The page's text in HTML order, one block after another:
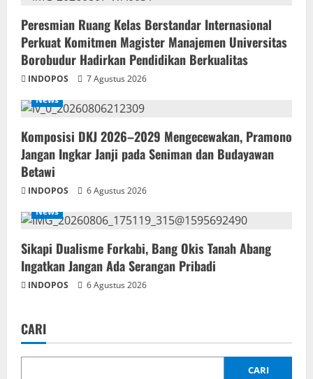
Peresmian Ruang Kelas Berstandar Internasional
Perkuat Komitmen Magister Manajemen Universitas
Borobudur Hadirkan Pendidikan Berkualitas
INDOPOS
7 Agustus 2026
News
Komposisi DKJ 2026–2029 Mengecewakan, Pramono
Jangan Ingkar Janji pada Seniman dan Budayawan
Betawi
INDOPOS
6 Agustus 2026
News
Sikapi Dualisme Forkabi, Bang Okis Tanah Abang
Ingatkan Jangan Ada Serangan Pribadi
INDOPOS 6 Agustus 2026
CARI
CARI